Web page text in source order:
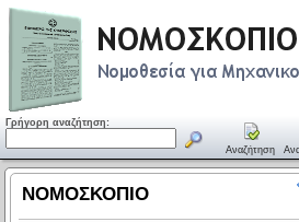
Γρήγορη αναζήτηση:
Αναζήτηση